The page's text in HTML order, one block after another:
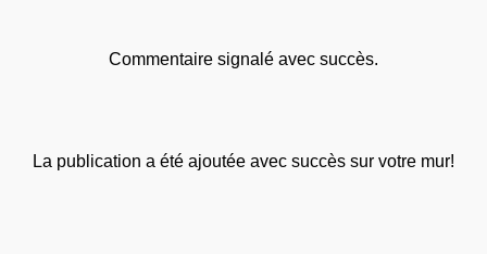
Commentaire signalé avec succès.
La publication a été ajoutée avec succès sur votre mur!